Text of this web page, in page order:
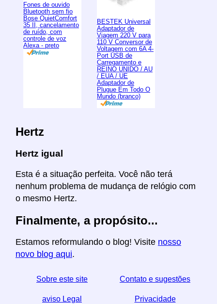
Fones de ouvido
Bluetooth sem fio
Bose QuietComfort
35 II, cancelamento
de ruído, com
controle de voz
Alexa - preto
BESTEK Universal
Adaptador de
Viagem 220 V para
110 V Conversor de
Voltagem com 6A 4-
Port USB de
Carregamento e
REINO UNIDO / AU
/ EUA / UE
Adaptador de
Plugue Em Todo O
Mundo (branco)
Hertz
Hertz igual
Esta é a situação perfeita. Você não terá
nenhum problema de mudança de relógio com
o mesmo Hertz.
Finalmente, a propósito...
Estamos reformulando o blog! Visite nosso
novo blog aqui.
Sobre este site Contato e sugestões
aviso Legal Privacidade